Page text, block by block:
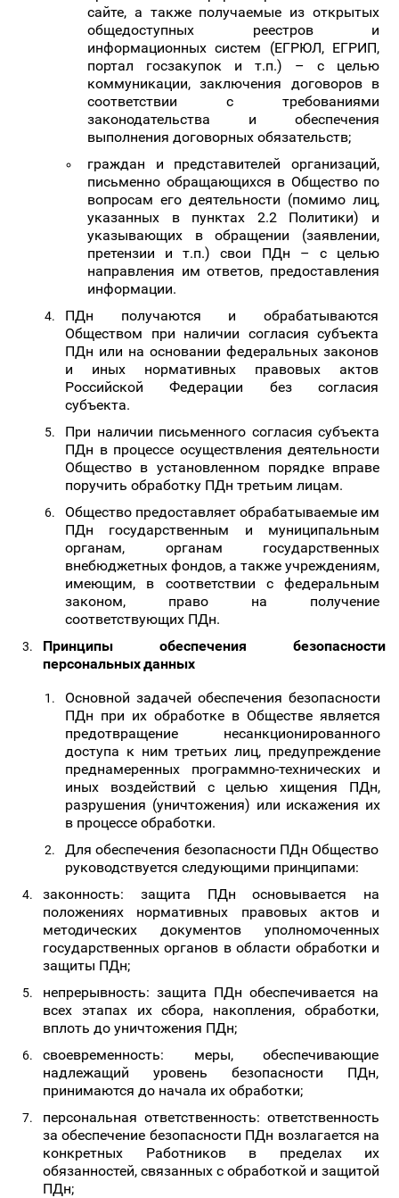
сайте, а также получаемые из открытых
общедоступных реестров и
информационных систем (ЕГРЮЛ, ЕГРИП,
портал госзакупок и т.п.) – с целью
коммуникации, заключения договоров в
соответствии с требованиями
законодательства и обеспечения
выполнения договорных обязательств;
граждан и представителей организаций,
письменно обращающихся в Общество по
вопросам его деятельности (помимо лиц,
указанных в пунктах 2.2 Политики) и
указывающих
в обращении (заявлении,
претензии и т.п.) свои ПДн – с целью
направления им ответов, предоставления
информации.
ПДн получаются и обрабатываются
Обществом при наличии согласия субъекта
ПДн или на основании федеральных законов
и иных нормативных правовых актов
Российской Федерации без согласия
субъекта.
При наличии письменного согласия субъекта
ПДн в процессе осуществления деятельности
Общество в установленном порядке вправе
поручить обработку ПДн третьим лицам.
Общество предоставляет обрабатываемые им
ПДн государственным и муниципальным
органам, органам государственных
внебюджетных фондов, а также учреждениям,
имеющим, в соответствии с федеральным
законом, право на получение
соответствующих ПДн.
Принципы
обеспечения
безопасности
персональныхданных
Основной задачей обеспечения безопасности
ПДн при их обработке в Обществе является
предотвращение несанкционированного
доступа к ним третьих лиц, предупреждение
преднамеренных программно-технических и
иных воздействий с целью хищения ПДн,
разрушения (уничтожения) или искажения их
в процессе обработки.
Для обеспечения безопасности ПДн Общество
руководствуется следующими принципами:
законность: защита ПДн основывается на
положениях нормативных правовых актов и
методических документов уполномоченных
государственных органов в области обработки и
защиты ПДн;
непрерывность: защита ПДн обеспечивается на
всех этапах их сбора, накопления, обработки,
вплоть до уничтожения ПДн;
своевременность: меры, обеспечивающие
надлежащий уровень безопасности ПДн,
принимаются до начала их обработки;
персональная ответственность: ответственность
за обеспечение безопасности ПДн возлагается на
конкретных Работников в пределах их
обязанностей, связанных с обработкой и защитой
ПДн;